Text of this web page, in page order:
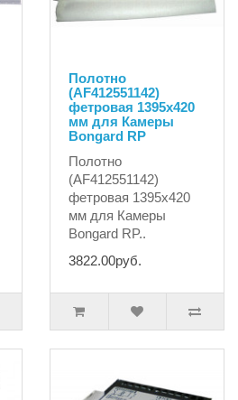
Полотно
(AF412551142)
фетровая 1395x420
мм для Камеры
Bongard RP
Полотно
(AF412551142)
фетровая 1395x420
мм для Камеры
Bongard RP..
3822.00руб.